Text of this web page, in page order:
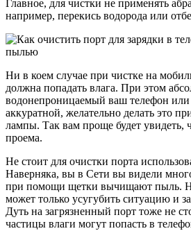
Главное, для чистки не применять
например, перекись водорода или
Ни в коем случае при чистке на
должна попадать влага. При этом
водонепроницаемый ваш телефон
аккуратной, желательно делать это
лампы. Так вам проще будет увидеть,
проема.
Не стоит для очистки порта
Наверняка, вы в Сети вы видели
при помощи щетки вычищают пыль.
может только усугубить ситуацию и
Дуть на загрязненный порт тоже не
частицы влаги могут попасть в